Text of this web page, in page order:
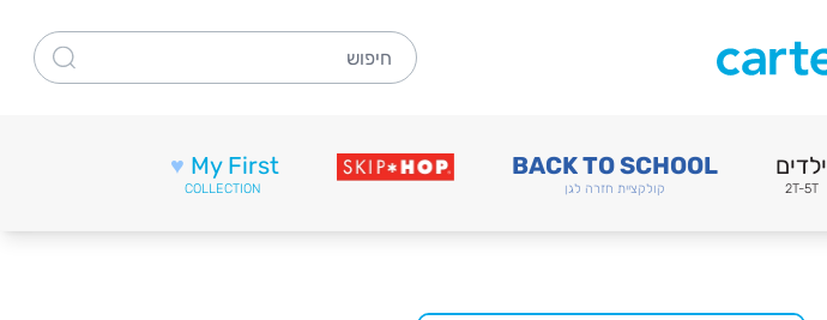
חיפוש
ילדים
2T-5T
BACK TO SCHOOL
קולקציית חזרה לגן
My First
♥
COLLECTION